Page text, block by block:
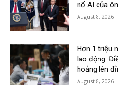
nổ AI của
August 8, 2026
Hơn 1 triệu
lao động:
hoảng lên
August 8, 2026